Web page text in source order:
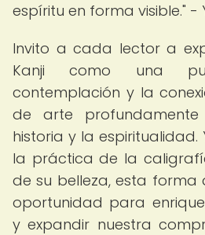
espíritu en forma visible." -
Invito a cada lector a
Kanji como una
contemplación y la
de arte
historia y la
la práctica de la
de su belleza, esta forma
oportunidad para
y expandir nuestra